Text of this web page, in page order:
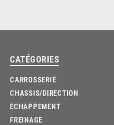
CATÉGORIES
CARROSSERIE
CHASSIS/DIRECTION
ECHAPPEMENT
FREINAGE